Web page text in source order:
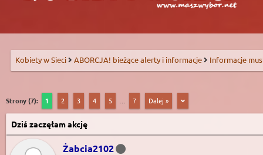
Kobiety w Sieci ABORCJA! bieżące alerty i informacje Informacje
Strony (7): 1 2 3 4 5 7 Dalej »
Dziś zaczęłam akcję
Żabcia2102